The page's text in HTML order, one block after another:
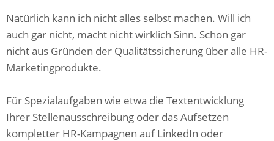
Natürlich kann ich nicht alles selbst machen. Will ich
auch gar nicht, macht nicht wirklich Sinn. Schon gar
nicht aus Gründen der Qualitätssicherung über alle HR-
Marketingprodukte.
Für Spezialaufgaben wie etwa die Textentwicklung
Ihrer Stellenausschreibung oder das Aufsetzen
kompletter HR-Kampagnen auf LinkedIn oder